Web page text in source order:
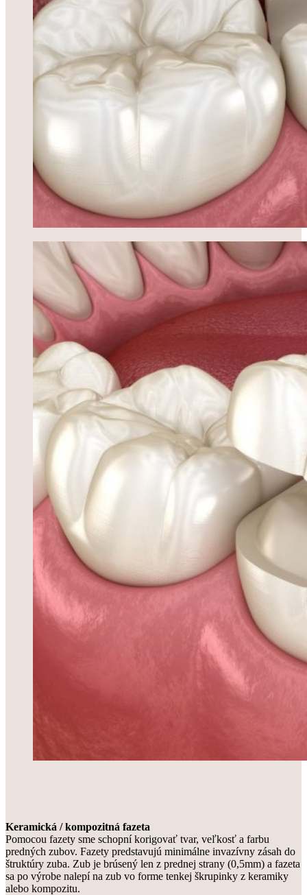
Keramická / kompozitná fazeta
Pomocou fazety sme schopní korigovať tvar, veľkosť a farbu
predných zubov. Fazety predstavujú minimálne invazívny zásah do
štruktúry zuba. Zub je brúsený len z prednej strany (0,5mm) a fazeta
sa po výrobe nalepí na zub vo forme tenkej škrupinky z keramiky
alebo kompozitu.